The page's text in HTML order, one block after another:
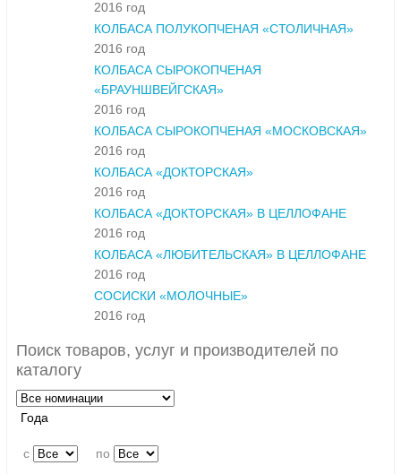
2016 год
КОЛБАСА ПОЛУКОПЧЕНАЯ «СТОЛИЧНАЯ»
2016 год
КОЛБАСА СЫРОКОПЧЕНАЯ
«БРАУНШВЕЙГСКАЯ»
2016 год
КОЛБАСА СЫРОКОПЧЕНАЯ «МОСКОВСКАЯ»
2016 год
КОЛБАСА «ДОКТОРСКАЯ»
2016 год
КОЛБАСА «ДОКТОРСКАЯ» В ЦЕЛЛОФАНЕ
2016 год
КОЛБАСА «ЛЮБИТЕЛЬСКАЯ» В ЦЕЛЛОФАНЕ
2016 год
СОСИСКИ «МОЛОЧНЫЕ»
2016 год
Поиск товаров, услуг и производителей по
каталогу
Года
c по